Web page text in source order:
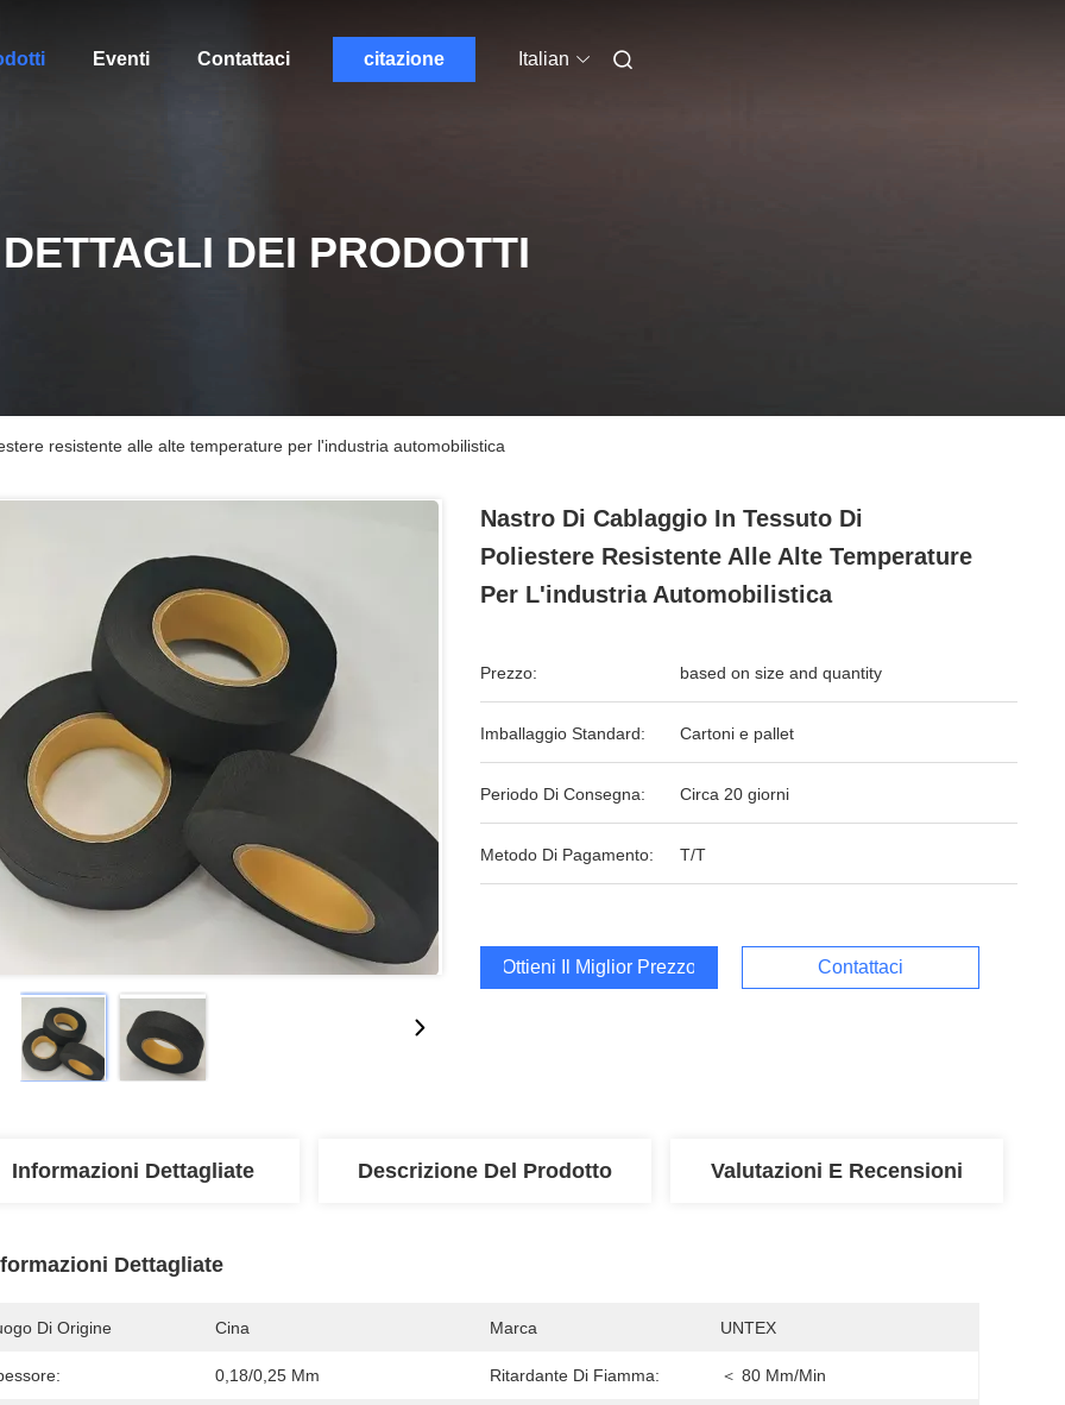
Eventi Contattaci citazione Italian
DETTAGLI DEI PRODOTTI
resistente alle alte temperature per l'industria automobilistica
Nastro Di Cablaggio In Tessuto Di
Poliestere Resistente Alle Alte Temperature
Per L'industria Automobilistica
Prezzo: based on size and quantity
Imballaggio Standard: Cartoni e pallet
Periodo Di Consegna: Circa 20 giorni
Metodo Di Pagamento: T/T
Ottieni Il Miglior Prezzo Contattaci
Informazioni Dettagliate Descrizione Del Prodotto Valutazioni E Recensioni
Dettagliate
Di Origine Cina Marca UNTEX
0,18/0,25 Mm Ritardante Di Fiamma: ＜ 80 Mm/min